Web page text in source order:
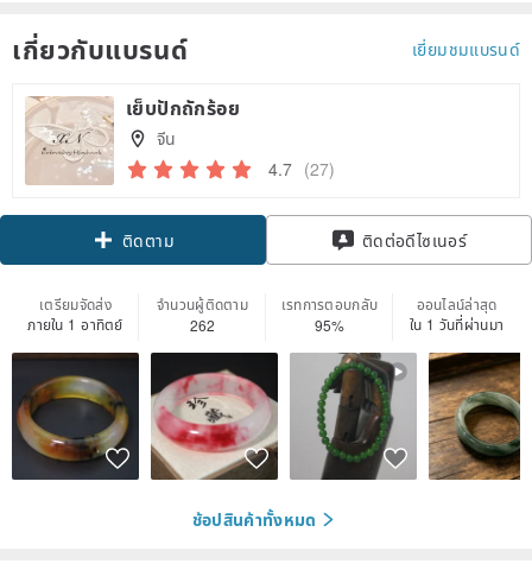
เกี่ยวกับแบรนด์ เยี่ยมชมแบรนด์
เย็บปักถักร้อย
จีน
4.7 (27)
Claim coupon
ติดตาม ติดต่อดีไซเนอร์
เตรียมจัดส่ง
ภายใน 1 อาทิตย์
จำนวนผู้ติดตาม
262
เรทการตอบกลับ
95%
ออนไลน์ล่าสุด
ใน 1 วันที่ผ่านมา
ช้อปสินค้าทั้งหมด